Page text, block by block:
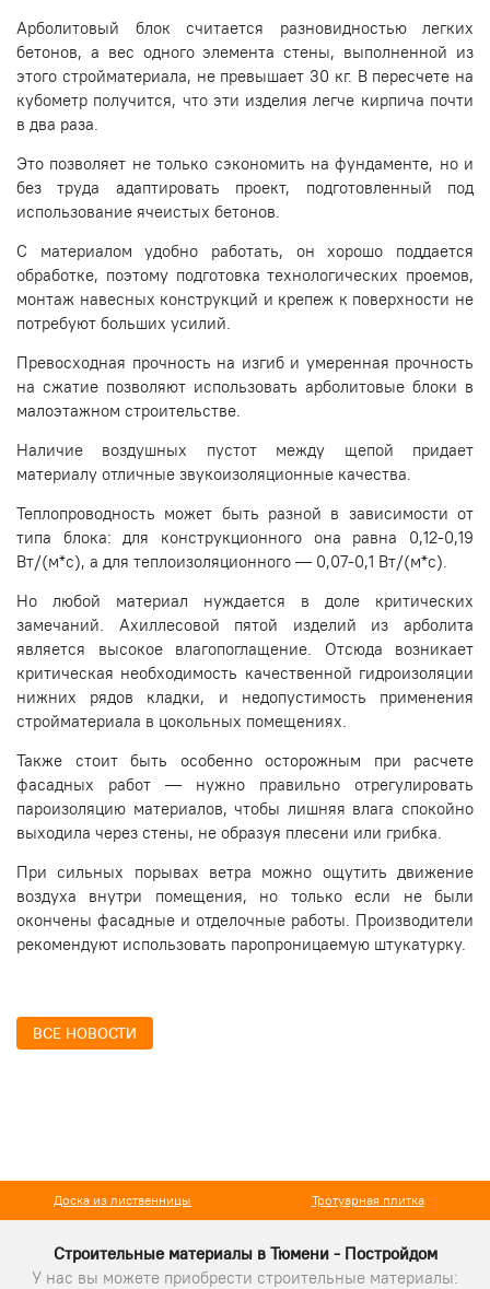
Арболитовый блок считается разновидностью легких
бетонов, а вес одного элемента стены, выполненной из
этого стройматериала, не превышает 30 кг. В пересчете на
кубометр получится, что эти изделия легче кирпича почти
в два раза.
Это позволяет не только сэкономить на фундаменте, но и
без труда адаптировать проект, подготовленный под
использование ячеистых бетонов.
С материалом удобно работать, он хорошо поддается
обработке, поэтому подготовка технологических проемов,
монтаж навесных конструкций и крепеж к поверхности не
потребуют больших усилий.
Превосходная прочность на изгиб и умеренная прочность
на сжатие позволяют использовать арболитовые блоки в
малоэтажном строительстве.
Наличие воздушных пустот между щепой придает
материалу отличные звукоизоляционные качества.
Теплопроводность может быть разной в зависимости от
типа блока: для конструкционного она равна 0,12-0,19
Вт/(м*с), а для теплоизоляционного — 0,07-0,1 Вт/(м*с).
Но любой материал нуждается в доле критических
замечаний. Ахиллесовой пятой изделий из арболита
является высокое влагопоглащение. Отсюда возникает
критическая необходимость качественной гидроизоляции
нижних рядов кладки, и недопустимость применения
стройматериала в цокольных помещениях.
Также стоит быть особенно осторожным при расчете
фасадных работ — нужно правильно отрегулировать
пароизоляцию материалов, чтобы лишняя влага спокойно
выходила через стены, не образуя плесени или грибка.
При сильных порывах ветра можно ощутить движение
воздуха внутри помещения, но только если не были
окончены фасадные и отделочные работы. Производители
рекомендуют использовать паропроницаемую штукатурку.
ВСЕ НОВОСТИ
Доска из лиственницы Тротуарная плитка
Строительные материалы в Тюмени - Постройдом
У нас вы можете приобрести строительные материалы: